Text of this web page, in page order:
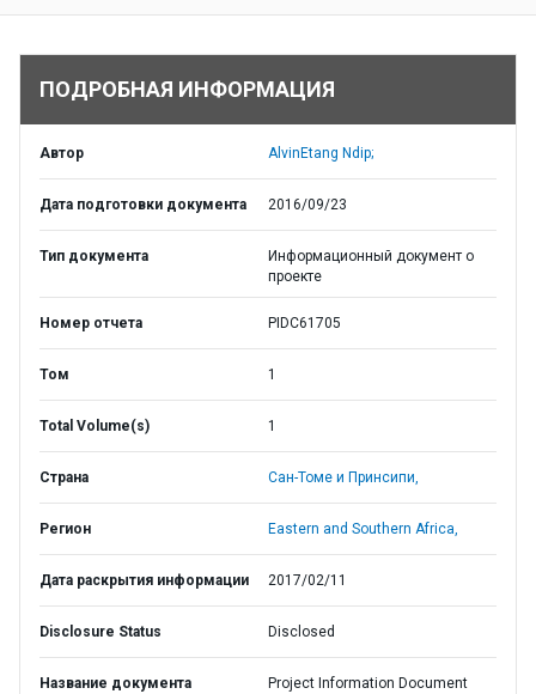
ПОДРОБНАЯ ИНФОРМАЦИЯ
Автор AlvinEtang Ndip;
Дата подготовки документа 2016/09/23
Тип документа
Информационный документ о
проекте
Номер отчета PIDC61705
Том 1
Total Volume(s) 1
Страна Сан-Томе и Принсипи,
Регион Eastern and Southern Africa,
Дата раскрытия информации 2017/02/11
Disclosure Status Disclosed
Название документа
Project Information Document